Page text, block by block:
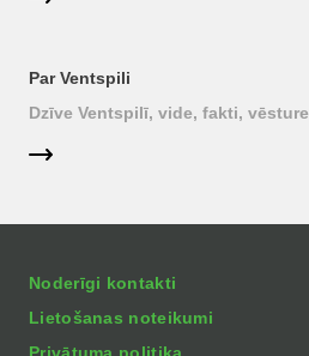
Par Ventspili
Dzīve Ventspilī, vide, fakti, vēsture
Noderīgi kontakti
Lietošanas noteikumi